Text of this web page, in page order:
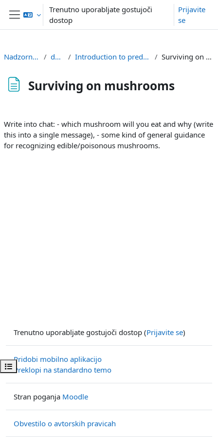
Preskoči na glavno vsebino
Stransko polje
Trenutno uporabljate gostujoči
dostop
Prijavite
se
Odpri kazalo predmeta
Nadzorna plošča dm-hse Introduction to predictive modelling Surviving on mushrooms
Surviving on mushrooms
Write into chat: - which mushroom will you eat and why (write
this into a single message), - some kind of general guidance
for recognizing edible/poisonous mushrooms.
Trenutno uporabljate gostujoči dostop (Prijavite se)
Pridobi mobilno aplikacijo
Preklopi na standardno temo
Stran poganja Moodle
Obvestilo o avtorskih pravicah